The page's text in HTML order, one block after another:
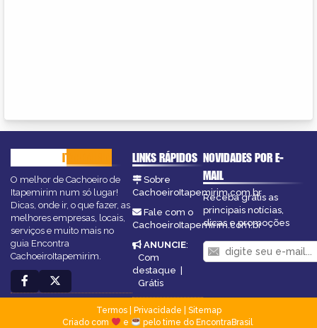
ITAPEMIRIM
O melhor de Cachoeiro de
Itapemirim num só lugar!
Dicas, onde ir, o que fazer, as
melhores empresas, locais,
serviços e muito mais no
guia Encontra
CachoeiroItapemirim.
LINKS RÁPIDOS
Sobre
CachoeiroItapemirim.com.br
Fale com o
CachoeiroItapemirim.com.br
ANUNCIE:
Com
destaque |
Grátis
NOVIDADES POR E-
MAIL
Receba grátis as
principais notícias,
dicas e promoções
Termos| Privacidade
Sitemap
Criado com
e pelo time do EncontraBrasil